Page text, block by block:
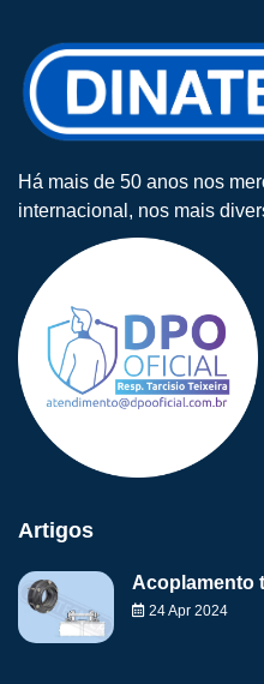
Há mais de 50 anos nos
internacional, nos mais
Artigos
Acoplamento
24 Apr 2024